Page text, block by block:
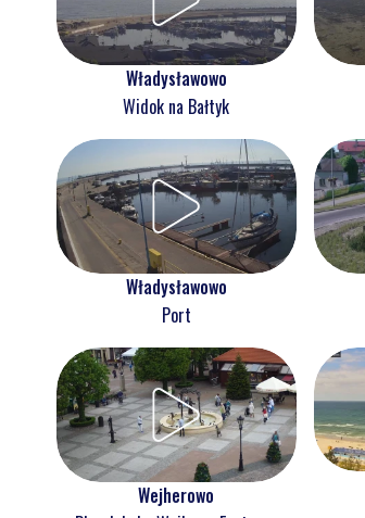
Władysławowo
Widok na Bałtyk
Władysławowo
Port
Wejherowo